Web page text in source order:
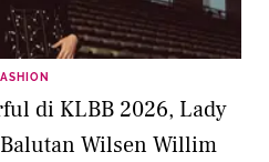
di KLBB 2026, Lady
Wilsen Willim